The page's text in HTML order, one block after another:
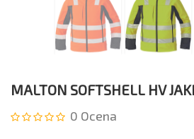
MALTON SOFTSHELL HV
0 Ocena